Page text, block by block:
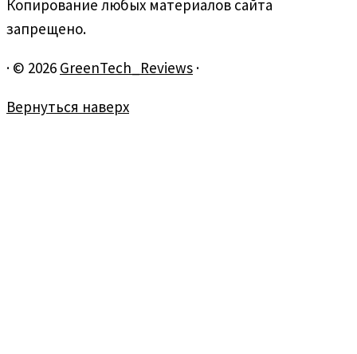
Копирование любых материалов сайта
запрещено.
· © 2026 GreenTech_Reviews ·
Вернуться наверх